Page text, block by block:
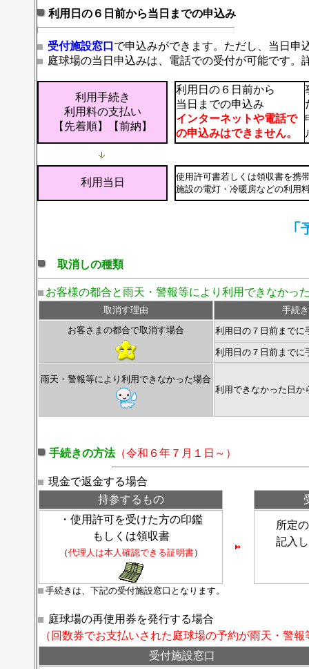
利用日の６日前から当日までの申込み
受付施設窓口 で申込みができます。ただし、当日申
庭球場の当日申込みは、電話での受付が可能です。
利用手続き
利用料の支払い
【先着順】【前納】
利用日の６日前から
当日までの申込み
インターネットや電話で
の申込みはできません。
利用当日
使用許可書若しくは領収書を携
施設の電灯・冷暖房などの利用
取消しの種類
お客様の都合と雨天・警報等により利用できなかっ
取消す理由
手続
お客さまの都合で取消す場合
利用日の７日前までに
利用日の７日前までに
雨天・警報等により利用できなかった場合
利用できなかった日か
手続きの方法（令和６年７月１日～）
現金で返金する場合
持参するもの
・使用許可を受けた方の印鑑
もしくは領収書
（代理人は本人確認できる証明書）
所定
記入
手続きは、下記の受付施設窓口となります。
庭球場の再使用券を発行する場合
（回数券でお支払いされた庭球場の予約が雨天・警
受付施設窓口